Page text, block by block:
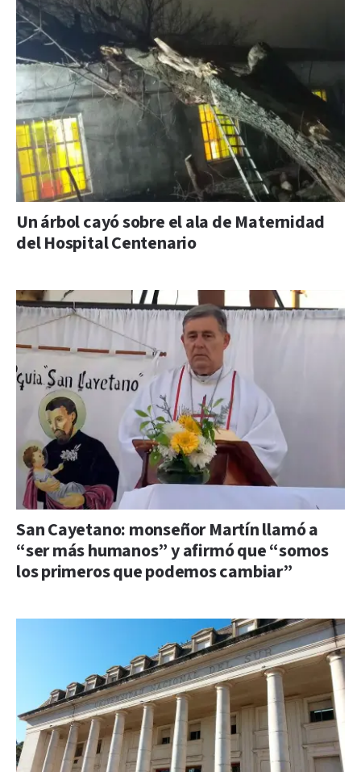
Un árbol cayó sobre el ala de Maternidad
del Hospital Centenario
San Cayetano: monseñor Martín llamó a
“ser más humanos” y afirmó que “somos
los primeros que podemos cambiar”